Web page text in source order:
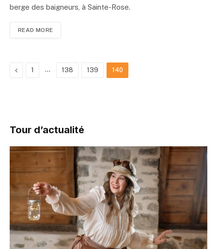
berge des baigneurs, à Sainte-Rose.
READ MORE
Previous
1 … 138 139 140
Tour d’actualité